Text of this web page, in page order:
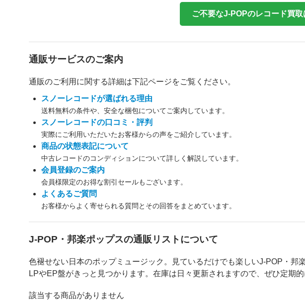
ご不要なJ-POPのレコード買取
通販サービスのご案内
通販のご利用に関する詳細は下記ページをご覧ください。
スノーレコードが選ばれる理由
送料無料の条件や、安全な梱包についてご案内しています。
スノーレコードの口コミ・評判
実際にご利用いただいたお客様からの声をご紹介しています。
商品の状態表記について
中古レコードのコンディションについて詳しく解説しています。
会員登録のご案内
会員様限定のお得な割引セールもございます。
よくあるご質問
お客様からよく寄せられる質問とその回答をまとめています。
J-POP・邦楽ポップスの通販リストについて
色褪せない日本のポップミュージック。見ているだけでも楽しいJ-POP・邦
LPやEP盤がきっと見つかります。在庫は日々更新されますので、ぜひ定期
該当する商品がありません